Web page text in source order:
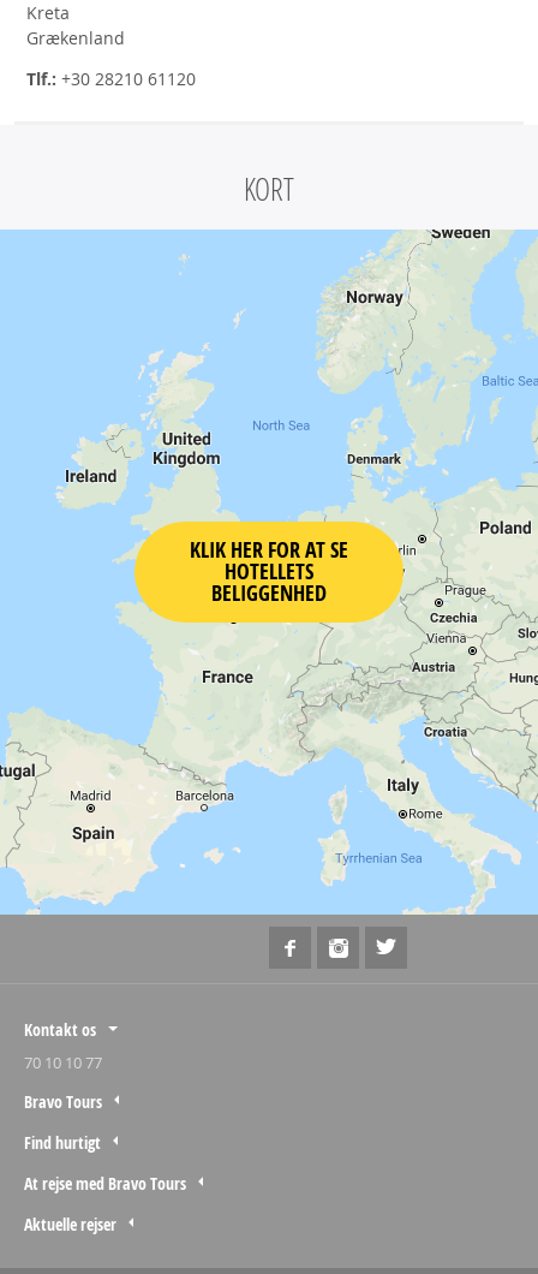
Kreta
Grækenland
Tlf.: +30 28210 61120
KORT
KLIK HER FOR AT SE
HOTELLETS
BELIGGENHED
Kontakt os
70 10 10 77
Bravo Tours
Find hurtigt
At rejse med Bravo Tours
Aktuelle rejser